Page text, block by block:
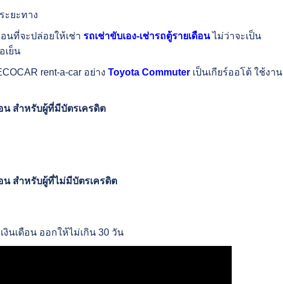
ะยะทาง
นที่จะปล่อยให้เช่ารถเช่าขับเอง-เช่ารถตู้รายเดือนไม่ว่าจะเป็น
เย็น
rent-a-car อย่างToyota Commuter เป็นเกียร์ออโต้ ใช้งาน
อน สำหรับผู้ที่มีบัตรเครดิต
อน สำหรับผู้ที่ไม่มีบัตรเครดิต
นเดือน ออกให้ไม่เกิน 30 วัน